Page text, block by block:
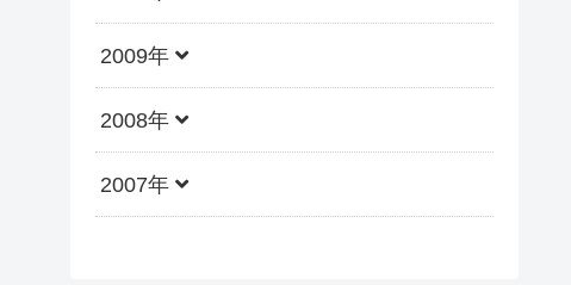
2009年
2008年
2007年